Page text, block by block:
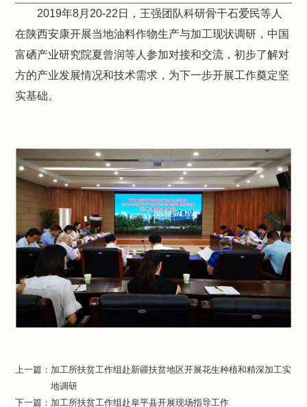
2019年8月20-22日，王强团队科研骨干石爱民等人
在陕西安康开展当地油料作物生产与加工现状调研，中国
富硒产业研究院夏曾润等人参加对接和交流，初步了解对
方的产业发展情况和技术需求，为下一步开展工作奠定坚
实基础。
上一篇： 加工所扶贫工作组赴新疆扶贫地区开展花生种植和精深加工实
地调研
下一篇： 加工所扶贫工作组赴阜平县开展现场指导工作